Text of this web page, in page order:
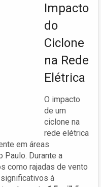
Impacto
do
Ciclone
na Rede
Elétrica
O impacto
de um
ciclone na
rede elétrica
em áreas
Paulo. Durante a
como rajadas de vento
à